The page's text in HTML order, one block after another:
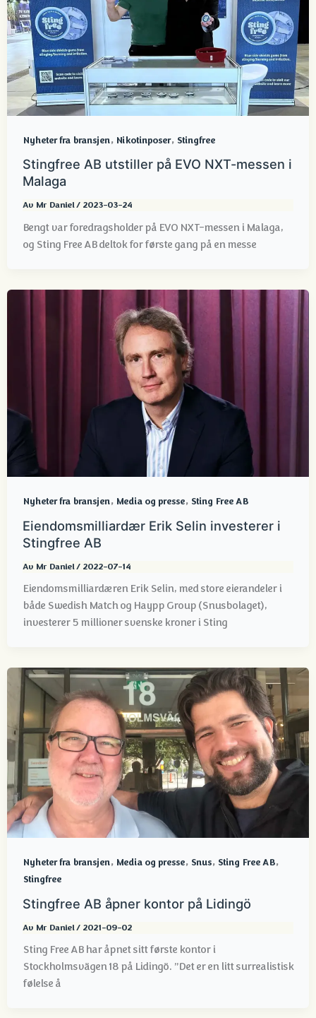
Nyheter fra bransjen, Nikotinposer, Stingfree
Stingfree AB utstiller på EVO NXT-messen i
Malaga
Av Mr Daniel/ 2023-03-24
Bengt var foredragsholder på EVO NXT-messen i Malaga,
og Sting Free AB deltok for første gang på en messe
Nyheter fra bransjen, Media og presse, Sting Free AB
Eiendomsmilliardær Erik Selin investerer i
Stingfree AB
Av Mr Daniel / 2022-07-14
Eiendomsmilliardæren Erik Selin, med store eierandeler i
både Swedish Match og Haypp Group (Snusbolaget),
investerer 5 millioner svenske kroner i Sting
Nyheter fra bransjen, Media og presse, Snus, Sting Free AB,
Stingfree
Stingfree AB åpner kontor på Lidingö
Av Mr Daniel / 2021-09-02
Sting Free AB har åpnet sitt første kontor i
Stockholmsvägen 18 på Lidingö. ”Det er en litt surrealistisk
følelse å